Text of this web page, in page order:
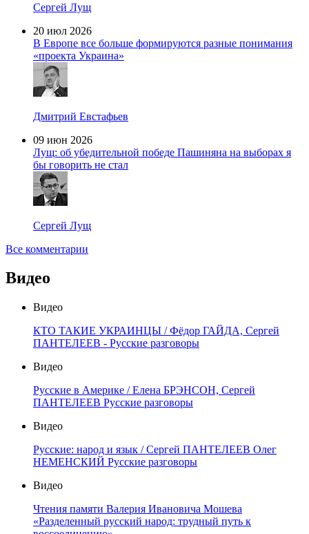
Сергей Лущ
20 июл 2026
В Европе все больше формируются разные понимания
«проекта Украина»
Дмитрий Евстафьев
09 июн 2026
Лущ: об убедительной победе Пашиняна на выборах я
бы говорить не стал
Сергей Лущ
Все комментарии
Видео
Видео
КТО ТАКИЕ УКРАИНЦЫ / Фёдор ГАЙДА, Сергей
ПАНТЕЛЕЕВ - Русские разговоры
Видео
Русские в Америке / Елена БРЭНСОН, Сергей
ПАНТЕЛЕЕВ Русские разговоры
Видео
Русские: народ и язык / Сергей ПАНТЕЛЕЕВ Олег
НЕМЕНСКИЙ Русские разговоры
Видео
Чтения памяти Валерия Ивановича Мошева
«Разделенный русский народ: трудный путь к